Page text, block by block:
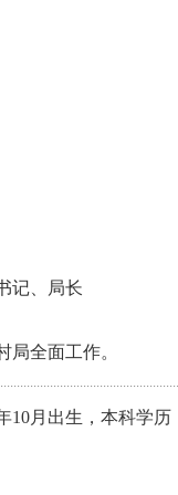
记、局长
局全面工作。
10月出生，本科学